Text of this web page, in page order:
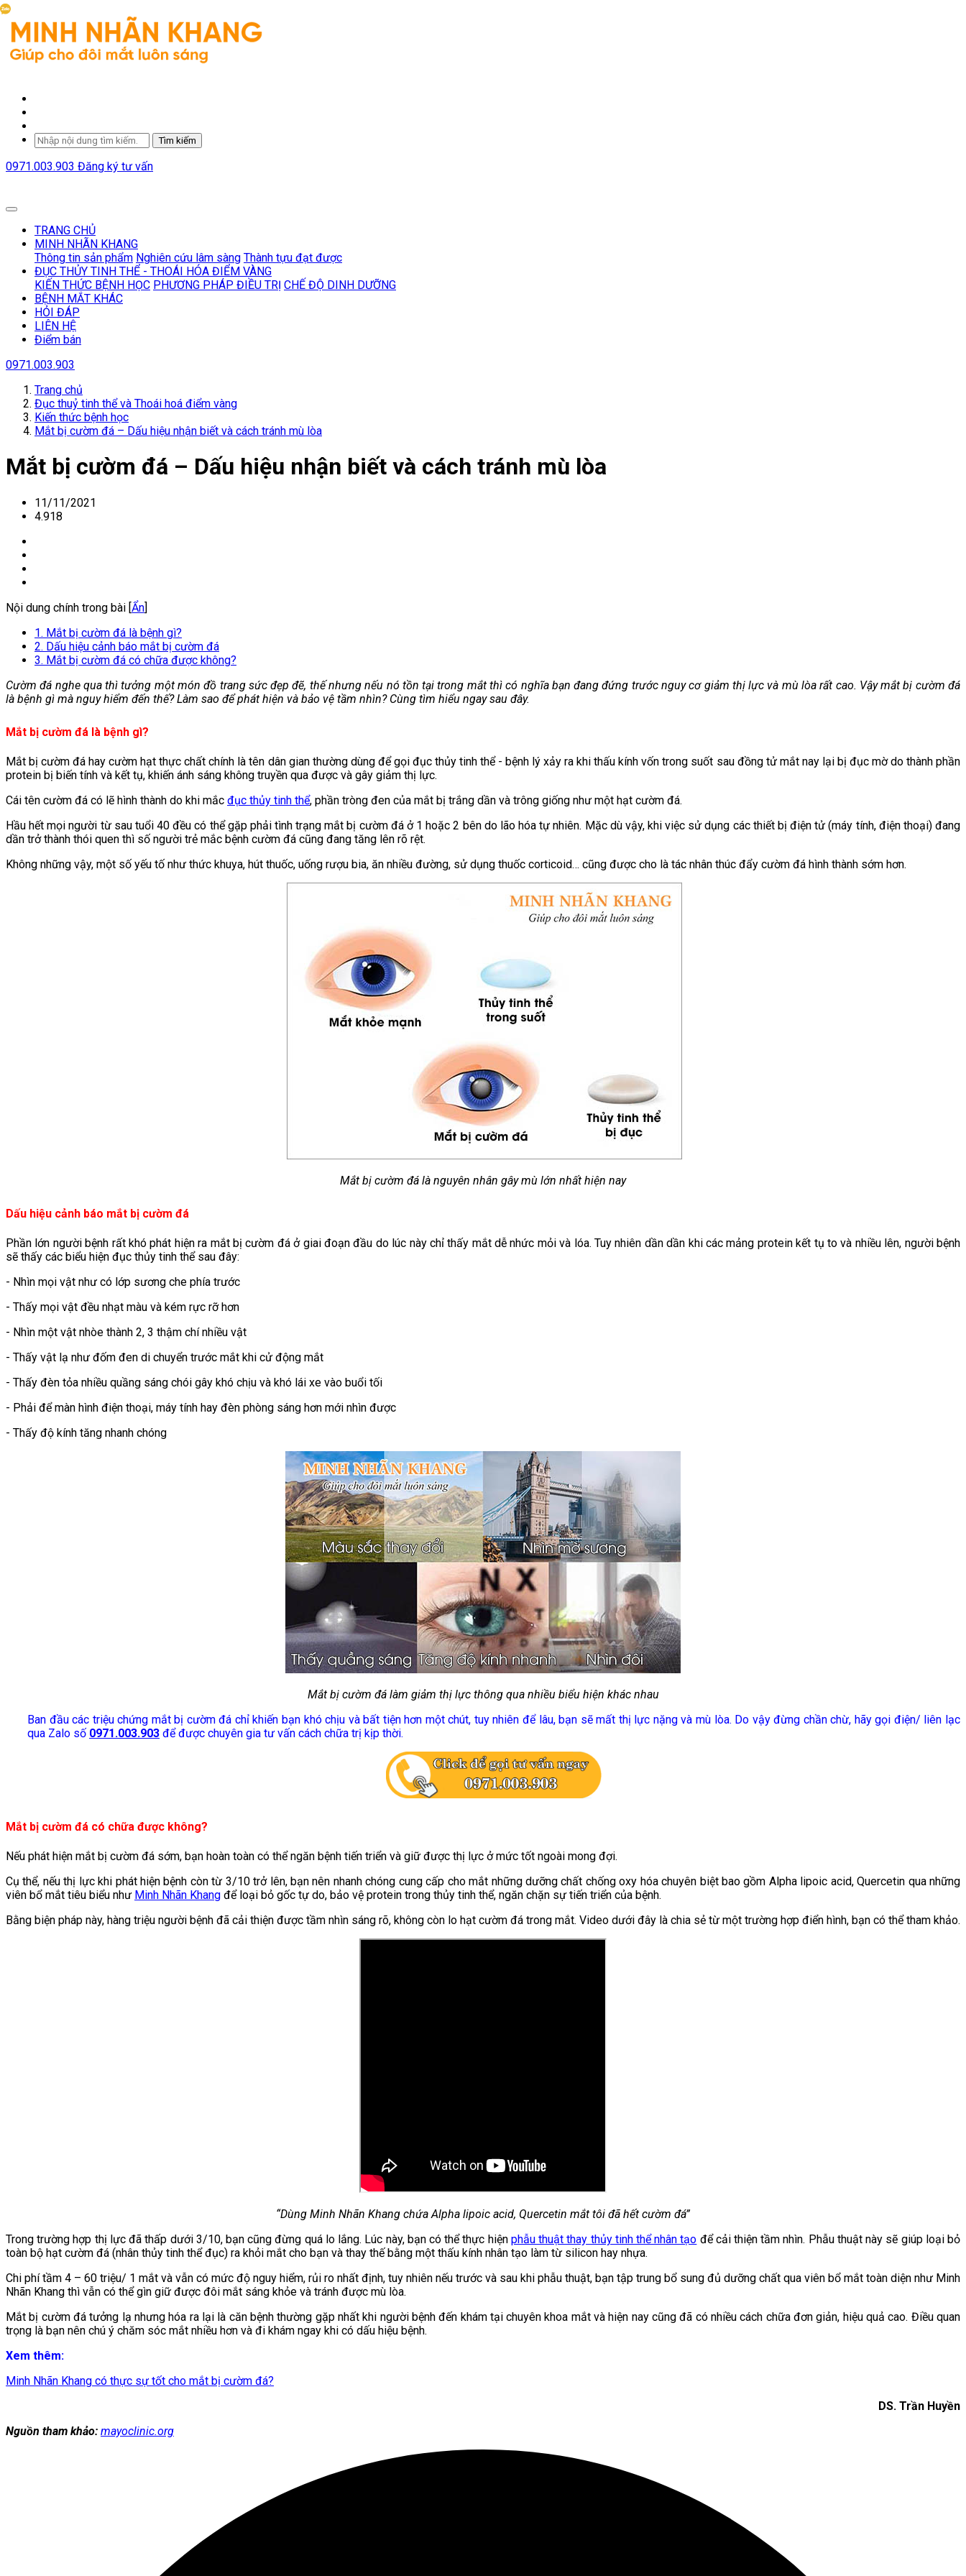
Tìm kiếm
0971.003.903 Đăng ký tư vấn
TRANG CHỦ
MINH NHÃN KHANG
Thông tin sản phẩm Nghiên cứu lâm sàng Thành tựu đạt được
ĐỤC THỦY TINH THỂ - THOÁI HÓA ĐIỂM VÀNG
KIẾN THỨC BỆNH HỌC PHƯƠNG PHÁP ĐIỀU TRỊ CHẾ ĐỘ DINH DƯỠNG
BỆNH MẮT KHÁC
HỎI ĐÁP
LIÊN HỆ
Điểm bán
0971.003.903
Trang chủ
Đục thuỷ tinh thể và Thoái hoá điểm vàng
Kiến thức bệnh học
Mắt bị cườm đá – Dấu hiệu nhận biết và cách tránh mù lòa
Mắt bị cườm đá – Dấu hiệu nhận biết và cách tránh mù lòa
11/11/2021
4.918
Nội dung chính trong bài [Ẩn]
1. Mắt bị cườm đá là bệnh gì?
2. Dấu hiệu cảnh báo mắt bị cườm đá
3. Mắt bị cườm đá có chữa được không?
Cườm đá nghe qua thì tưởng một món đồ trang sức đẹp đẽ, thế nhưng nếu nó tồn tại trong mắt thì có nghĩa bạn đang đứng trước nguy cơ giảm thị lực và mù lòa rất cao. Vậy mắt bị cườm đá
là bệnh gì mà nguy hiểm đến thế? Làm sao để phát hiện và bảo vệ tầm nhìn? Cùng tìm hiểu ngay sau đây.
Mắt bị cườm đá là bệnh gì?
Mắt bị cườm đá hay cườm hạt thực chất chính là tên dân gian thường dùng để gọi đục thủy tinh thể - bệnh lý xảy ra khi thấu kính vốn trong suốt sau đồng tử mắt nay lại bị đục mờ do thành phần
protein bị biến tính và kết tụ, khiến ánh sáng không truyền qua được và gây giảm thị lực.
Cái tên cườm đá có lẽ hình thành do khi mắc đục thủy tinh thể, phần tròng đen của mắt bị trắng dần và trông giống như một hạt cườm đá.
Hầu hết mọi người từ sau tuổi 40 đều có thể gặp phải tình trạng mắt bị cườm đá ở 1 hoặc 2 bên do lão hóa tự nhiên. Mặc dù vậy, khi việc sử dụng các thiết bị điện tử (máy tính, điện thoại) đang
dần trở thành thói quen thì số người trẻ mắc bệnh cườm đá cũng đang tăng lên rõ rệt.
Không những vậy, một số yếu tố như thức khuya, hút thuốc, uống rượu bia, ăn nhiều đường, sử dụng thuốc corticoid… cũng được cho là tác nhân thúc đẩy cườm đá hình thành sớm hơn.
Mắt bị cườm đá là nguyên nhân gây mù lớn nhất hiện nay
Dấu hiệu cảnh báo mắt bị cườm đá
Phần lớn người bệnh rất khó phát hiện ra mắt bị cườm đá ở giai đoạn đầu do lúc này chỉ thấy mắt dễ nhức mỏi và lóa. Tuy nhiên dần dần khi các mảng protein kết tụ to và nhiều lên, người bệnh
sẽ thấy các biểu hiện đục thủy tinh thể sau đây:
- Nhìn mọi vật như có lớp sương che phía trước
- Thấy mọi vật đều nhạt màu và kém rực rỡ hơn
- Nhìn một vật nhòe thành 2, 3 thậm chí nhiều vật
- Thấy vật lạ như đốm đen di chuyển trước mắt khi cử động mắt
- Thấy đèn tỏa nhiều quầng sáng chói gây khó chịu và khó lái xe vào buổi tối
- Phải để màn hình điện thoại, máy tính hay đèn phòng sáng hơn mới nhìn được
- Thấy độ kính tăng nhanh chóng
Mắt bị cườm đá làm giảm thị lực thông qua nhiều biểu hiện khác nhau
Ban đầu các triệu chứng mắt bị cườm đá chỉ khiến bạn khó chịu và bất tiện hơn một chút, tuy nhiên để lâu, bạn sẽ mất thị lực nặng và mù lòa. Do vậy đừng chần chừ, hãy gọi điện/ liên lạc
qua Zalo số 0971.003.903 để được chuyên gia tư vấn cách chữa trị kịp thời.
Mắt bị cườm đá có chữa được không?
Nếu phát hiện mắt bị cườm đá sớm, bạn hoàn toàn có thể ngăn bệnh tiến triển và giữ được thị lực ở mức tốt ngoài mong đợi.
Cụ thể, nếu thị lực khi phát hiện bệnh còn từ 3/10 trở lên, bạn nên nhanh chóng cung cấp cho mắt những dưỡng chất chống oxy hóa chuyên biệt bao gồm Alpha lipoic acid, Quercetin qua những
viên bổ mắt tiêu biểu như Minh Nhãn Khang để loại bỏ gốc tự do, bảo vệ protein trong thủy tinh thể, ngăn chặn sự tiến triển của bệnh.
Bằng biện pháp này, hàng triệu người bệnh đã cải thiện được tầm nhìn sáng rõ, không còn lo hạt cườm đá trong mắt. Video dưới đây là chia sẻ từ một trường hợp điển hình, bạn có thể tham khảo.
“Dùng Minh Nhãn Khang chứa Alpha lipoic acid, Quercetin mắt tôi đã hết cườm đá”
Trong trường hợp thị lực đã thấp dưới 3/10, bạn cũng đừng quá lo lắng. Lúc này, bạn có thể thực hiện phẫu thuật thay thủy tinh thể nhân tạo để cải thiện tầm nhìn. Phẫu thuật này sẽ giúp loại bỏ
toàn bộ hạt cườm đá (nhân thủy tinh thể đục) ra khỏi mắt cho bạn và thay thế bằng một thấu kính nhân tạo làm từ silicon hay nhựa.
Chi phí tầm 4 – 60 triệu/ 1 mắt và vẫn có mức độ nguy hiểm, rủi ro nhất định, tuy nhiên nếu trước và sau khi phẫu thuật, bạn tập trung bổ sung đủ dưỡng chất qua viên bổ mắt toàn diện như Minh
Nhãn Khang thì vẫn có thể gìn giữ được đôi mắt sáng khỏe và tránh được mù lòa.
Mắt bị cườm đá tưởng lạ nhưng hóa ra lại là căn bệnh thường gặp nhất khi người bệnh đến khám tại chuyên khoa mắt và hiện nay cũng đã có nhiều cách chữa đơn giản, hiệu quả cao. Điều quan
trọng là bạn nên chú ý chăm sóc mắt nhiều hơn và đi khám ngay khi có dấu hiệu bệnh.
Xem thêm:
Minh Nhãn Khang có thực sự tốt cho mắt bị cườm đá?
DS. Trần Huyền
Nguồn tham khảo: mayoclinic.org